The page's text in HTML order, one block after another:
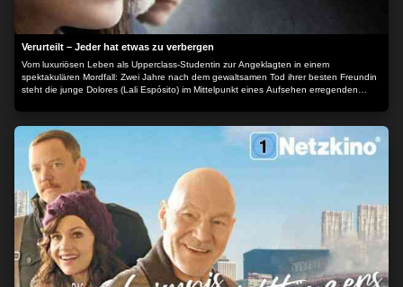
Verurteilt – Jeder hat etwas zu verbergen
Vom luxuriösen Leben als Upperclass-Studentin zur Angeklagten in einem
spektakulären Mordfall: Zwei Jahre nach dem gewaltsamen Tod ihrer besten Freundin
steht die junge Dolores (Lali Espósito) im Mittelpunkt eines Aufsehen erregenden
Verteidigung vor Gericht vorbereiten, hat Dolores mit ihren eigenen Dämonen zu
kämpfen - was unvorhersehbare Folgen für den Ausgang der Verhandlung hat... Der
Inhalt wird bereitgestellt von: PLAION PICTURES GmbH, Lochhamer Str. 9, 82152
Planegg/München